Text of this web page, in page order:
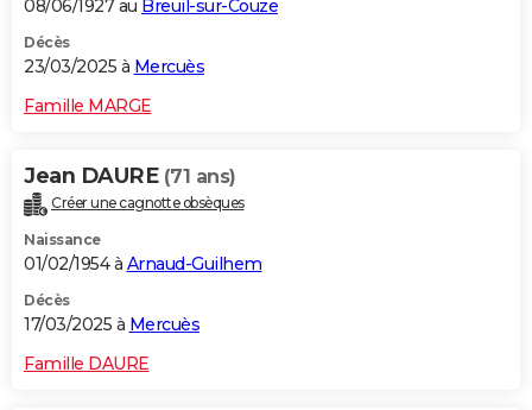
08/06/1927 au Breuil-sur-Couze
Décès
23/03/2025 à Mercuès
Famille MARGE
Jean DAURE (71 ans)
Créer une cagnotte obsèques
Naissance
01/02/1954 à Arnaud-Guilhem
Décès
17/03/2025 à Mercuès
Famille DAURE